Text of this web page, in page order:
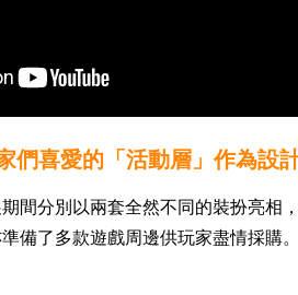
們喜愛的「活動層」作為設
間分別以兩套全然不同的裝扮亮
備了多款遊戲周邊供玩家盡情採購。